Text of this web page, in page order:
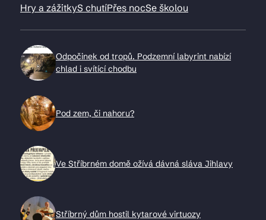
Hry a zážitkyS chutíPřes nocSe školou
Odpočinek od tropů. Podzemní labyrint nabízí
chlad i svítící chodbu
Pod zem, či nahoru?
Ve Stříbrném domě ožívá dávná sláva Jihlavy
Stříbrný dům hostil kytarové virtuozy